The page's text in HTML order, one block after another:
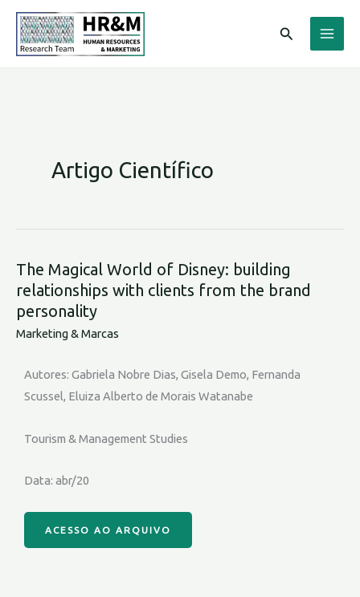
para
Pesquisar
Artigo Científico
The Magical World of Disney: building
relationships with clients from the brand
personality
Marketing & Marcas
Autores: Gabriela Nobre Dias, Gisela Demo, Fernanda
Scussel, Eluiza Alberto de Morais Watanabe
Tourism & Management Studies
Data: abr/20
ACESSO AO ARQUIVO